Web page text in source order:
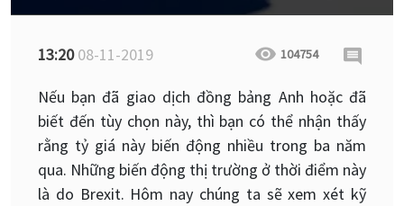
13:2008-11-2019 104754
Nếu bạn đã giao dịch đồng bảng Anh hoặc đã
biết đến tùy chọn này, thì bạn có thể nhận thấy
rằng tỷ giá này biến động nhiều trong ba năm
qua. Những biến động thị trường ở thời điểm này
là do Brexit. Hôm nay chúng ta sẽ xem xét kỹ